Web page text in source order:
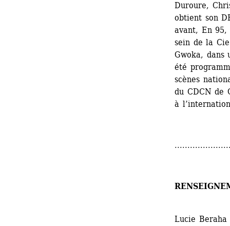
Duroure,
obtient son
avant, En 95,
sein de la
Gwoka, dans
été
scènes
du CDCN de
à
Lucie